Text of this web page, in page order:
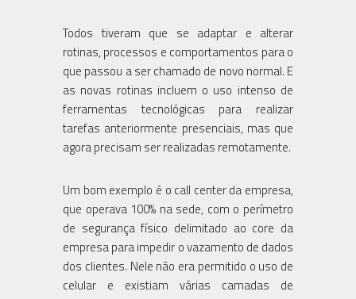
Todos tiveram que se adaptar e alterar
rotinas, processos e comportamentos para o
que passou a ser chamado de novo normal. E
as novas rotinas incluem o uso intenso de
ferramentas tecnológicas para realizar
tarefas anteriormente presenciais, mas que
agora precisam ser realizadas remotamente.
Um bom exemplo é o call center da empresa,
que operava 100% na sede, com o perímetro
de segurança físico delimitado ao core da
empresa para impedir o vazamento de dados
dos clientes. Nele não era permitido o uso de
celular e existiam várias camadas de